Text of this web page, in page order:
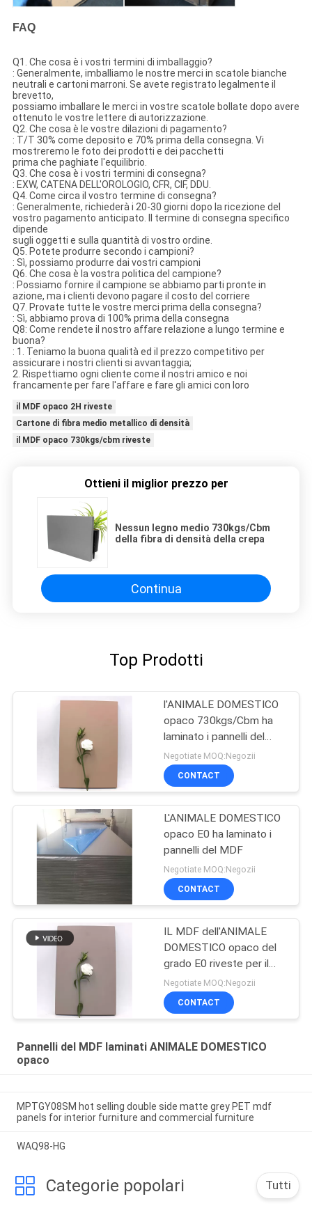
FAQ
Q1. Che cosa è i vostri termini di imballaggio?
: Generalmente, imballiamo le nostre merci in scatole bianche
neutrali e cartoni marroni. Se avete registrato legalmente il
brevetto,
possiamo imballare le merci in vostre scatole bollate dopo avere
ottenuto le vostre lettere di autorizzazione.
Q2. Che cosa è le vostre dilazioni di pagamento?
: T/T 30% come deposito e 70% prima della consegna. Vi
mostreremo le foto dei prodotti e dei pacchetti
prima che paghiate l'equilibrio.
Q3. Che cosa è i vostri termini di consegna?
: EXW, CATENA DELL'OROLOGIO, CFR, CIF, DDU.
Q4. Come circa il vostro termine di consegna?
: Generalmente, richiederà i 20-30 giorni dopo la ricezione del
vostro pagamento anticipato. Il termine di consegna specifico
dipende
sugli oggetti e sulla quantità di vostro ordine.
Q5. Potete produrre secondo i campioni?
: Sì, possiamo produrre dai vostri campioni
Q6. Che cosa è la vostra politica del campione?
: Possiamo fornire il campione se abbiamo parti pronte in
azione, ma i clienti devono pagare il costo del corriere
Q7. Provate tutte le vostre merci prima della consegna?
: Sì, abbiamo prova di 100% prima della consegna
Q8: Come rendete il nostro affare relazione a lungo termine e
buona?
: 1. Teniamo la buona qualità ed il prezzo competitivo per
assicurare i nostri clienti si avvantaggia;
2. Rispettiamo ogni cliente come il nostri amico e noi
francamente per fare l'affare e fare gli amici con loro
il MDF opaco 2H riveste
Cartone di fibra medio metallico di densità
il MDF opaco 730kgs/cbm riveste
Ottieni il miglior prezzo per
Nessun legno medio 730kgs/Cbm
della fibra di densità della crepa
Continua
Top Prodotti
l'ANIMALE DOMESTICO
opaco 730kgs/Cbm ha
laminato i pannelli del
MDF
Negotiate MOQ:Negozii
CONTACT
L'ANIMALE DOMESTICO
opaco E0 ha laminato i
pannelli del MDF
Negotiate MOQ:Negozii
CONTACT
IL MDF dell'ANIMALE
DOMESTICO opaco del
grado E0 riveste per il
gabinetto, l'esposizione,
porta
Negotiate MOQ:Negozii
CONTACT
Pannelli del MDF laminati ANIMALE DOMESTICO
opaco
MPTGY08SM hot selling double side matte grey PET mdf
panels for interior furniture and commercial furniture
WAQ98-HG
Categorie popolari Tutti